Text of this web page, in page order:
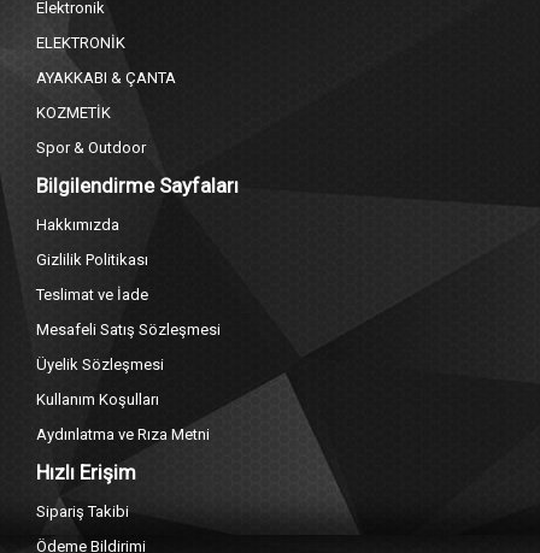
Elektronik
ELEKTRONİK
AYAKKABI & ÇANTA
KOZMETİK
Spor & Outdoor
Bilgilendirme Sayfaları
Hakkımızda
Gizlilik Politikası
Teslimat ve İade
Mesafeli Satış Sözleşmesi
Üyelik Sözleşmesi
Kullanım Koşulları
Aydınlatma ve Rıza Metni
Hızlı Erişim
Sipariş Takibi
Ödeme Bildirimi